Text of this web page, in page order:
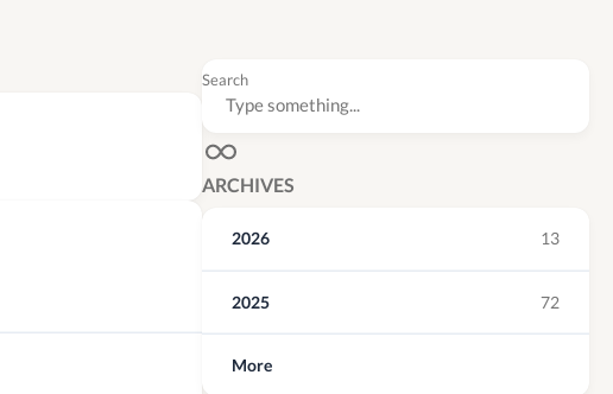
Search
ARCHIVES
2026 13
2025 72
More